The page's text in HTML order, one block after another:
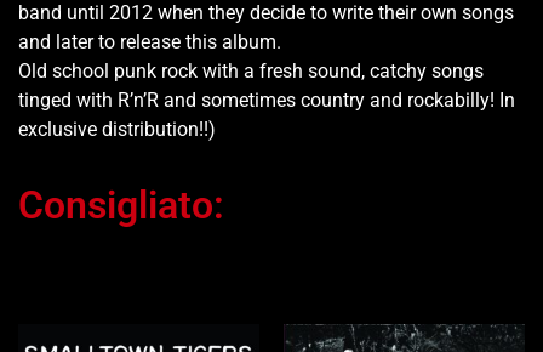
band until 2012 when they decide to write their own songs
and later to release this album.
Old school punk rock with a fresh sound, catchy songs
tinged with R’n’R and sometimes country and rockabilly! In
exclusive distribution!!)
Consigliato: